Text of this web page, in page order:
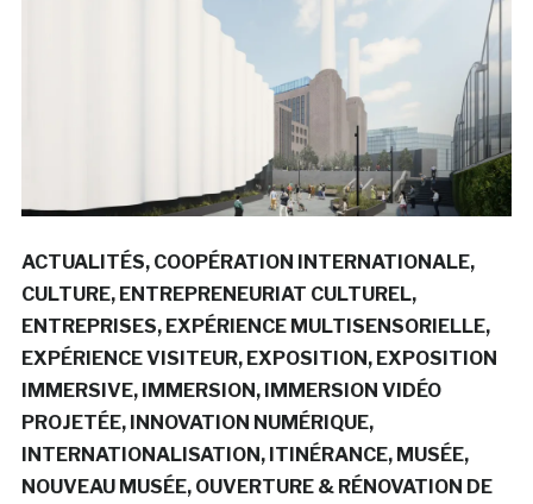
ACTUALITÉS COOPÉRATION INTERNATIONALE
CULTURE ENTREPRENEURIAT CULTUREL
ENTREPRISES EXPÉRIENCE MULTISENSORIELLE
EXPÉRIENCE VISITEUR EXPOSITION EXPOSITION
IMMERSIVE IMMERSION IMMERSION VIDÉO
PROJETÉE INNOVATION NUMÉRIQUE
INTERNATIONALISATION ITINÉRANCE MUSÉE
NOUVEAU MUSÉE OUVERTURE & RÉNOVATION DE